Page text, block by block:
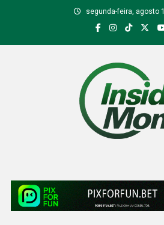
segunda-feira, agosto
Inside Money